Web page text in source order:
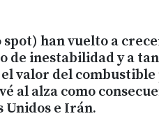
han vuelto a
de inestabilidad y a
valor del
al alza como
Unidos e Irán.